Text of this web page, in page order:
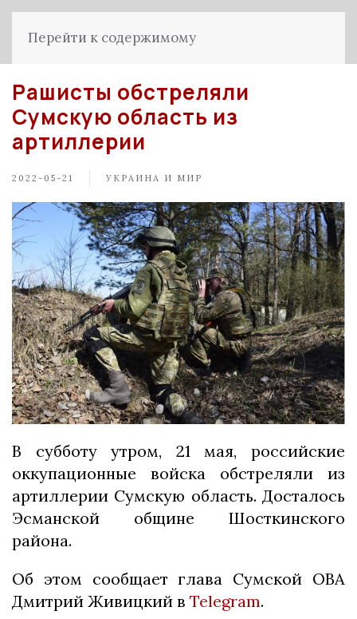
Перейти к содержимому
Рашисты обстреляли
Сумскую область из
артиллерии
2022-05-21 УКРАИНА И МИР
В субботу утром, 21 мая, российские
оккупационные войска обстреляли из
артиллерии Сумскую область. Досталось
Эсманской общине Шосткинского
района.
Об этом сообщает глава Сумской ОВА
Дмитрий Живицкий в Telegram.